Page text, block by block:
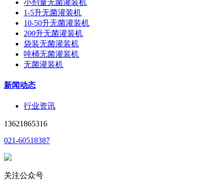
小剂量无菌灌装机
1-5升无菌灌装机
10-50升无菌灌装机
200升无菌灌装机
袋装无菌灌装机
吨桶无菌灌装机
无菌灌装机
新闻动态
行业资讯
13621865316
021-60518387
关注公众号